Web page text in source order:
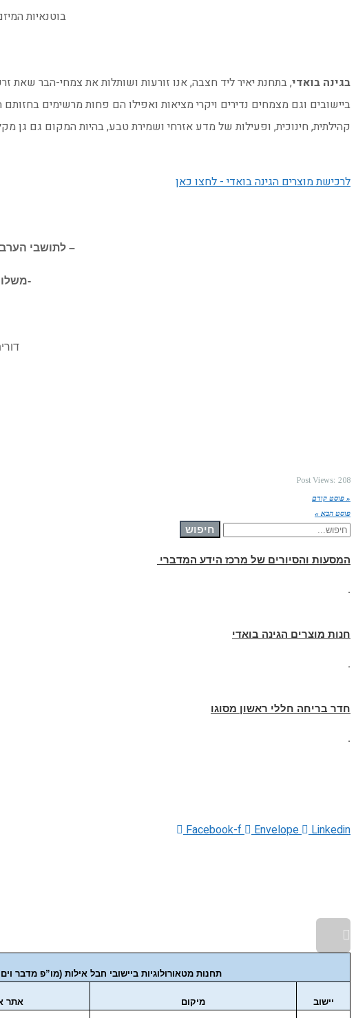
בוטנאיות
בגינה בואדי, בתחנת יאיר ליד חצבה, אנו זורעות ושותלות את צמחי-הבר שאת
ביישובים וגם מצמחים נדירים ויקרי מציאות ואפילו הם פחות מרשימים
קהילתית, חינוכית, ופעילות של מדע אזרחי ושמירת טבע, בהיות המקום גם גן
לרכישת מוצרים הגינה בואדי - לחצו כאן
– לתושבי
-משלוח
Post Views: 208
« פוסט קודם
פוסט הבא »
חיפוש עבור: חיפוש
המסעות והסיורים של מרכז הידע המדברי
.
חנות מוצרים הגינה בואדי
.
חדר בריחה חללי ראשון מסוגו
.
Facebook-f Envelope Linkedin
תחנות מטאורולוגיות ביישובי חבל אילות (מו”פ מדבר
יישוב מיקום אתר